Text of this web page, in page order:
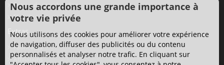
Retour de marchandise
Plan du site
Extras
Fabricants
Affiliations
Nous accordons une grande importance à
votre vie privée
Nous utilisons des cookies pour améliorer votre expérience
de navigation, diffuser des publicités ou du contenu
personnalisés et analyser notre trafic. En cliquant sur